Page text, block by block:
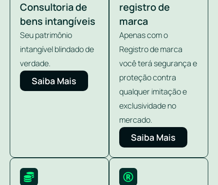
Consultoria de
bens intangíveis
Seu patrimônio
intangível blindado de
verdade.
Saiba Mais
registro de
marca
Apenas com o
Registro de marca
você terá segurança e
proteção contra
qualquer imitação e
exclusividade no
mercado.
Saiba Mais